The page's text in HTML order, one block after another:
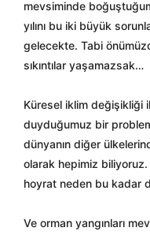
mevsiminde
yılını bu iki büyük
gelecekte. Tabi
sıkıntılar yaşamazsak…
Küresel iklim değişikliği
duyduğumuz bir
dünyanın diğer
olarak hepimiz
hoyrat neden bu kadar
Ve orman yangınları